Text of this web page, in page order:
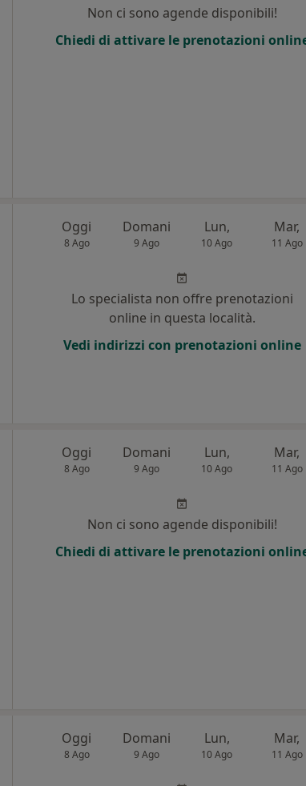
Non ci sono agende disponibili!
Chiedi di attivare le prenotazioni
Oggi
8 Ago
Domani
9 Ago
Lun,
10 Ago
Mar,
11 Ago
Lo specialista non offre prenotazioni
online in questa località.
Vedi indirizzi con prenotazioni online
Oggi
8 Ago
Domani
9 Ago
Lun,
10 Ago
Mar,
11 Ago
Non ci sono agende disponibili!
Chiedi di attivare le prenotazioni
Oggi
8 Ago
Domani
9 Ago
Lun,
10 Ago
Mar,
11 Ago